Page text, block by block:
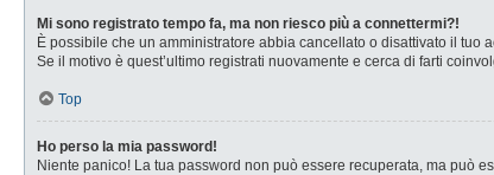
Mi sono registrato tempo fa, ma non riesco più a connettermi?!
È possibile che un amministratore abbia cancellato o disattivato il
Se il motivo è quest’ultimo registrati nuovamente e cerca di farti
Top
Ho perso la mia password!
Niente panico! La tua password non può essere recuperata, ma può